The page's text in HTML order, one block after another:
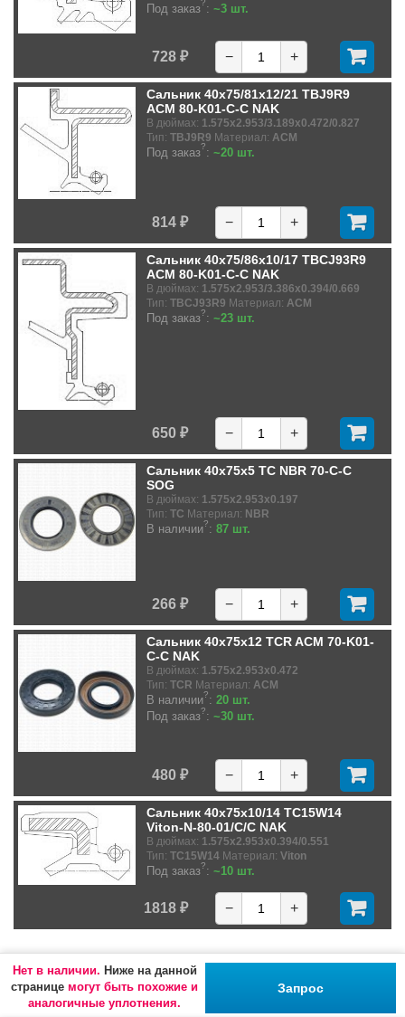
Нет в наличии. Ниже на данной
странице могут быть похожие и
аналогичные уплотнения.
Запрос
Под заказ?: ~3 шт.
728 ₽ − +
Сальник 40x75/81x12/21 TBJ9R9
ACM 80-K01-C-C NAK
В дюймах: 1.575x2.953/3.189x0.472/0.827
Тип: TBJ9R9 Материал: ACM
Под заказ?: ~20 шт.
814 ₽ − +
Сальник 40x75/86x10/17 TBCJ93R9
ACM 80-K01-C-C NAK
В дюймах: 1.575x2.953/3.386x0.394/0.669
Тип: TBCJ93R9 Материал: ACM
Под заказ?: ~23 шт.
650 ₽ − +
Сальник 40x75x5 TC NBR 70-C-C
SOG
В дюймах: 1.575x2.953x0.197
Тип: TC Материал: NBR
В наличии?: 87 шт.
266 ₽ − +
Сальник 40x75x12 TCR ACM 70-K01-
C-C NAK
В дюймах: 1.575x2.953x0.472
Тип: TCR Материал: ACM
В наличии?: 20 шт.
Под заказ?: ~30 шт.
480 ₽ − +
Сальник 40x75x10/14 TC15W14
Viton-N-80-01/C/C NAK
В дюймах: 1.575x2.953x0.394/0.551
Тип: TC15W14 Материал: Viton
Под заказ?: ~10 шт.
1818 ₽ − +